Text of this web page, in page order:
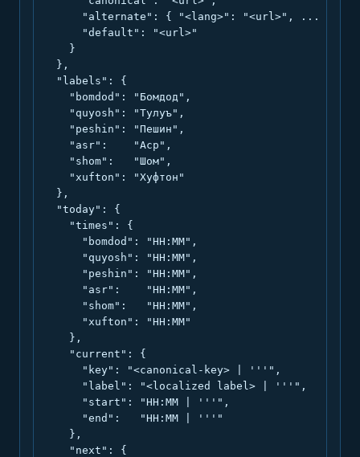
      "alternate": { "<lang>": "<url>", ... },
      "default": "<url>"
    }
  },
  "labels": {
    "bomdod": "Бомдод",
    "quyosh": "Тулуъ",
    "peshin": "Пешин",
    "asr":    "Аср",
    "shom":   "Шом",
    "xufton": "Хуфтон"
  },
  "today": {
    "times": {
      "bomdod": "HH:MM",
      "quyosh": "HH:MM",
      "peshin": "HH:MM",
      "asr":    "HH:MM",
      "shom":   "HH:MM",
      "xufton": "HH:MM"
    },
    "current": {
      "key": "<canonical-key> | '''",
      "label": "<localized label> | '''",
      "start": "HH:MM | '''",
      "end":   "HH:MM | '''"
    },
    "next": {